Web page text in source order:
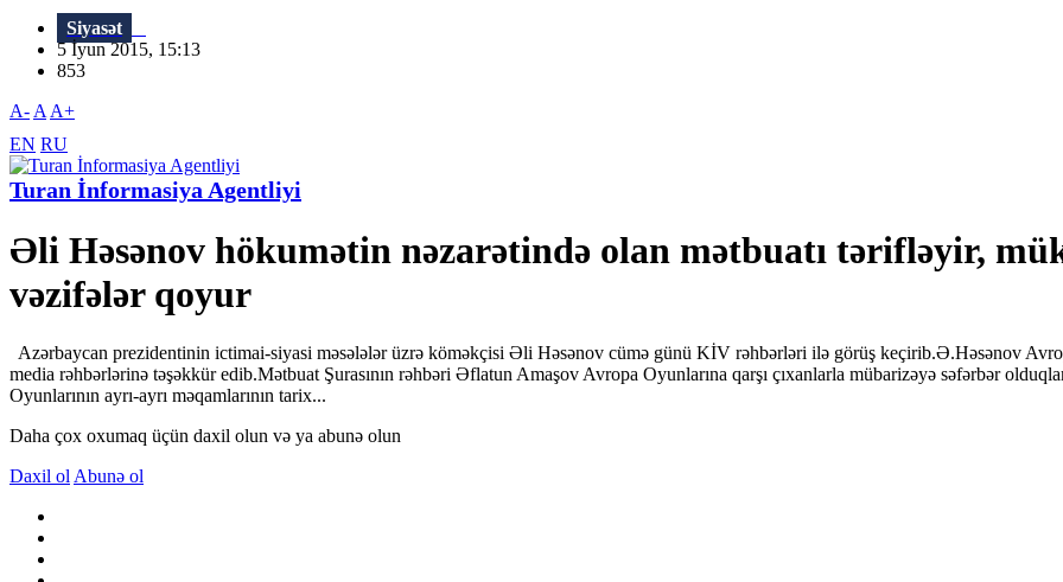
Siyasət
5 İyun 2015, 15:13
853
A- A A+
EN RU
Turan İnformasiya Agentliyi
Əli Həsənov hökumətin nəzarətində olan mətbuatı tərifləyir,
vəzifələr qoyur
Azərbaycan prezidentinin ictimai-siyasi məsələlər üzrə köməkçisi Əli Həsənov cümə günü KİV rəhbərləri ilə görüş keçirib.Ə.Həsənov Avropa
media rəhbərlərinə təşəkkür edib.Mətbuat Şurasının rəhbəri Əflatun Amaşov Avropa Oyunlarına qarşı çıxanlarla mübarizəyə səfərbər
Oyunlarının ayrı-ayrı məqamlarının tarix...
Daha çox oxumaq üçün daxil olun və ya abunə olun
Daxil ol Abunə ol